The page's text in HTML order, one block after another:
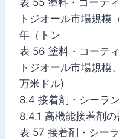
トジオール市場規模
年（トン
表 56 塗料・コーテ
トジオール市場規
万米ドル)
8.4 接着剤・シーラ
8.4.1 高機能接着剤
表 57 接着剤・シー